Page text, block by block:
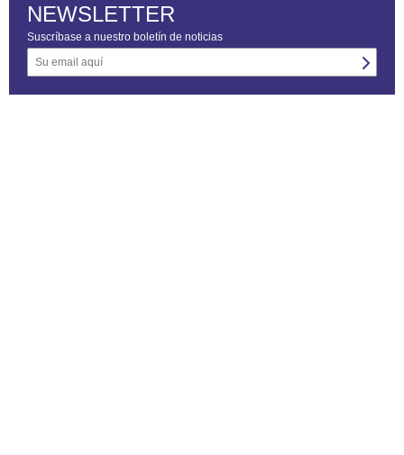
NEWSLETTER
Suscríbase a nuestro boletín de noticias